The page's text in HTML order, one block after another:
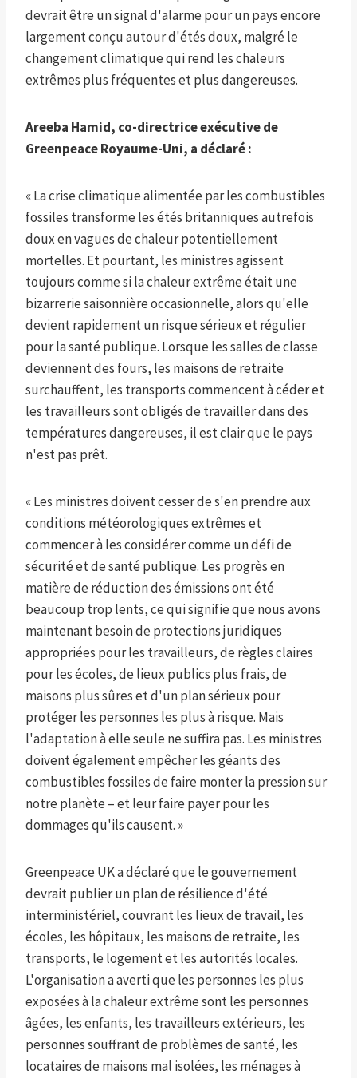
devrait être un signal d'alarme pour un pays encore
largement conçu autour d'étés doux, malgré le
changement climatique qui rend les chaleurs
extrêmes plus fréquentes et plus dangereuses.
Areeba Hamid, co-directrice exécutive de
Greenpeace Royaume-Uni, a déclaré :
« La crise climatique alimentée par les combustibles
fossiles transforme les étés britanniques autrefois
doux en vagues de chaleur potentiellement
mortelles. Et pourtant, les ministres agissent
toujours comme si la chaleur extrême était une
bizarrerie saisonnière occasionnelle, alors qu'elle
devient rapidement un risque sérieux et régulier
pour la santé publique. Lorsque les salles de classe
deviennent des fours, les maisons de retraite
surchauffent, les transports commencent à céder et
les travailleurs sont obligés de travailler dans des
températures dangereuses, il est clair que le pays
n'est pas prêt.
« Les ministres doivent cesser de s'en prendre aux
conditions météorologiques extrêmes et
commencer à les considérer comme un défi de
sécurité et de santé publique. Les progrès en
matière de réduction des émissions ont été
beaucoup trop lents, ce qui signifie que nous avons
maintenant besoin de protections juridiques
appropriées pour les travailleurs, de règles claires
pour les écoles, de lieux publics plus frais, de
maisons plus sûres et d'un plan sérieux pour
protéger les personnes les plus à risque. Mais
l'adaptation à elle seule ne suffira pas. Les ministres
doivent également empêcher les géants des
combustibles fossiles de faire monter la pression sur
notre planète – et leur faire payer pour les
dommages qu'ils causent. »
Greenpeace UK a déclaré que le gouvernement
devrait publier un plan de résilience d'été
interministériel, couvrant les lieux de travail, les
écoles, les hôpitaux, les maisons de retraite, les
transports, le logement et les autorités locales.
L'organisation a averti que les personnes les plus
exposées à la chaleur extrême sont les personnes
âgées, les enfants, les travailleurs extérieurs, les
personnes souffrant de problèmes de santé, les
locataires de maisons mal isolées, les ménages à